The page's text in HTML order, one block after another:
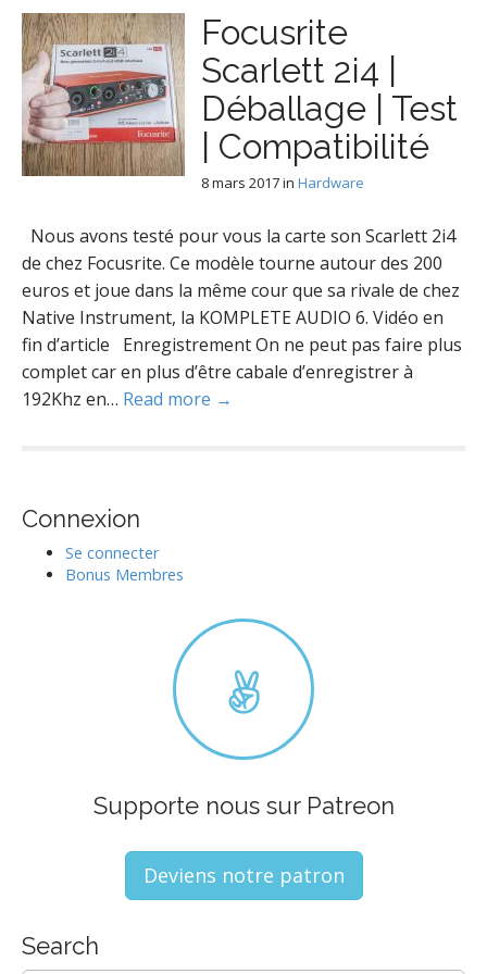
Focusrite
Scarlett 2i4 |
Déballage | Test
| Compatibilité
8 mars 2017in Hardware
Nous avons testé pour vous la carte son Scarlett 2i4
de chez Focusrite. Ce modèle tourne autour des 200
euros et joue dans la même cour que sa rivale de chez
Native Instrument, la KOMPLETE AUDIO 6. Vidéo en
fin d’article Enregistrement On ne peut pas faire plus
complet car en plus d’être cabale d’enregistrer à
192Khz en… Read more →
Connexion
Se connecter
Bonus Membres
Supporte nous sur Patreon
Deviens notre patron
Search